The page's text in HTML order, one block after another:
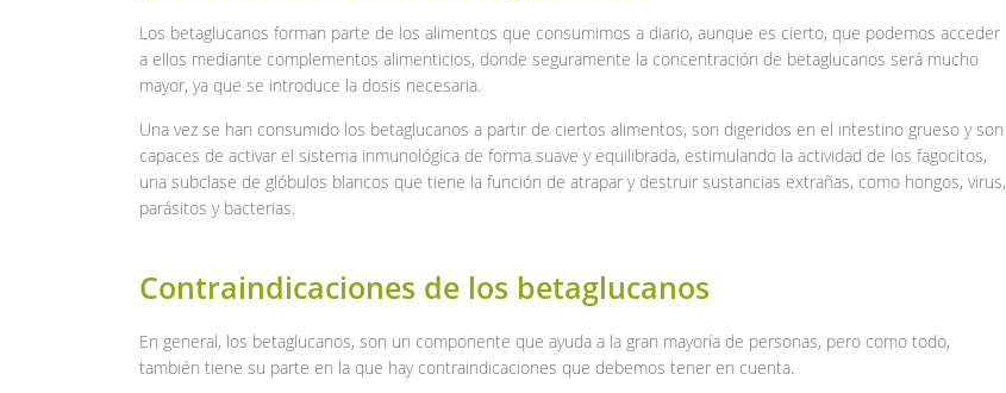
Los betaglucanos forman parte de los alimentos que consumimos a diario, aunque es cierto, que podemos acceder
a ellos mediante complementos alimenticios, donde seguramente la concentración de betaglucanos será mucho
mayor, ya que se introduce la dosis necesaria.
Una vez se han consumido los betaglucanos a partir de ciertos alimentos, son digeridos en el intestino grueso y son
capaces de activar el sistema inmunológica de forma suave y equilibrada, estimulando la actividad de los fagocitos,
una subclase de glóbulos blancos que tiene la función de atrapar y destruir sustancias extrañas, como hongos, virus,
parásitos y bacterias.
Contraindicaciones de los betaglucanos
En general, los betaglucanos, son un componente que ayuda a la gran mayoría de personas, pero como todo,
también tiene su parte en la que hay contraindicaciones que debemos tener en cuenta.